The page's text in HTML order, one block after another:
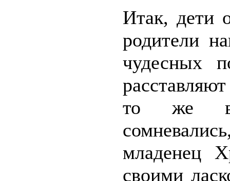
Итак, дети
родители
чудесных
то же
младенец
своими